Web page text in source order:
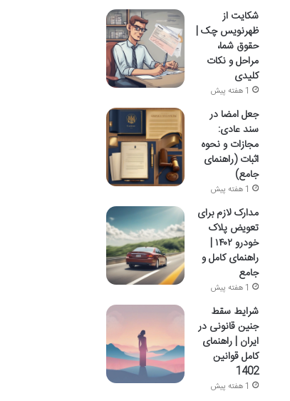
شکایت از
ظهرنویس چک |
حقوق شما،
مراحل و نکات
کلیدی
1 هفته پیش
جعل امضا در
سند عادی:
مجازات و نحوه
اثبات (راهنمای
جامع)
1 هفته پیش
مدارک لازم برای
تعویض پلاک
خودرو ۱۴۰۲ |
راهنمای کامل و
جامع
1 هفته پیش
شرایط سقط
جنین قانونی در
ایران | راهنمای
کامل قوانین
1402
1 هفته پیش